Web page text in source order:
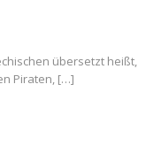
übersetzt heißt,
Piraten, […]